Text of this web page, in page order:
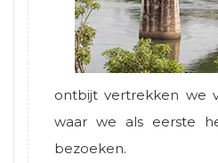
ontbijt vertrekken we
waar we als eerste
bezoeken.